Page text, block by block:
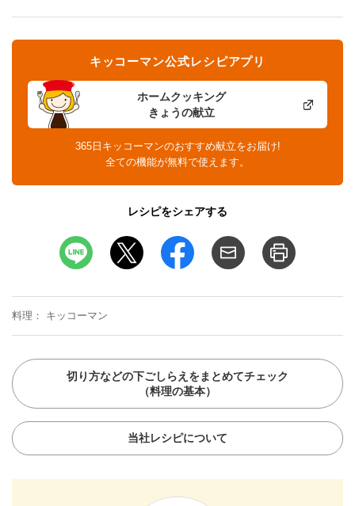
ホームクッキング
きょうの献立
キッコーマン公式レシピアプリ
365日キッコーマンのおすすめ献立をお届け!
全ての機能が無料で使えます。
レシピをシェアする
料理 キッコーマン
切り方などの下ごしらえをまとめてチェック
（料理の基本）
当社レシピについて